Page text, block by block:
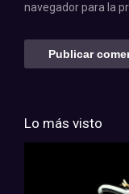
navegador para la
Lo más visto